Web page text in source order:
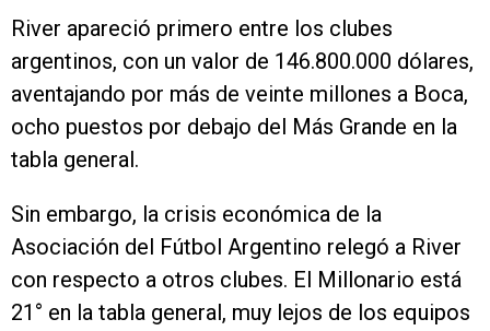
River apareció primero entre los clubes
argentinos, con un valor de 146.800.000 dólares,
aventajando por más de veinte millones a Boca,
ocho puestos por debajo del Más Grande en la
tabla general.
Sin embargo, la crisis económica de la
Asociación del Fútbol Argentino relegó a River
con respecto a otros clubes. El Millonario está
21° en la tabla general, muy lejos de los equipos